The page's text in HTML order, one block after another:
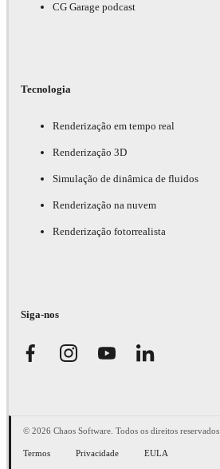
CG Garage podcast
Tecnologia
Renderização em tempo real
Renderização 3D
Simulação de dinâmica de fluidos
Renderização na nuvem
Renderização fotorrealista
Siga-nos
© 2026 Chaos Software. Todos os direitos reservados.
Termos Privacidade EULA